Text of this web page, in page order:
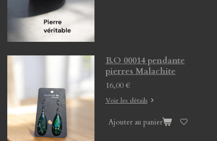
B.O 00014 pendante
pierres Malachite
16,00 €
Voir les détails
Ajouter au panier